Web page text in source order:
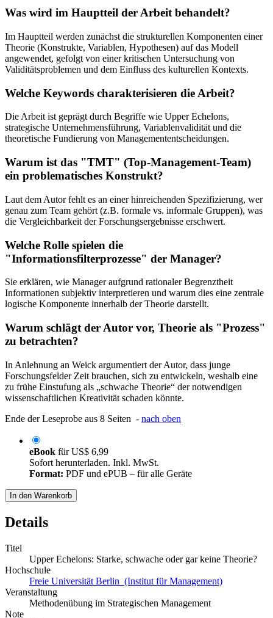
Was wird im Hauptteil der Arbeit behandelt?
Im Hauptteil werden zunächst die strukturellen Komponenten einer
Theorie (Konstrukte, Variablen, Hypothesen) auf das Modell
angewendet, gefolgt von einer kritischen Untersuchung von
Validitätsproblemen und dem Einfluss des kulturellen Kontexts.
Welche Keywords charakterisieren die Arbeit?
Die Arbeit ist geprägt durch Begriffe wie Upper Echelons,
strategische Unternehmensführung, Variablenvalidität und die
theoretische Fundierung von Managemententscheidungen.
Warum ist das "TMT" (Top-Management-Team)
ein problematisches Konstrukt?
Laut dem Autor fehlt es an einer hinreichenden Spezifizierung, wer
genau zum Team gehört (z.B. formale vs. informale Gruppen), was
die Vergleichbarkeit der Forschungsergebnisse erschwert.
Welche Rolle spielen die
"Informationsfilterprozesse" der Manager?
Sie erklären, wie Manager aufgrund rationaler Begrenztheit
Informationen subjektiv interpretieren und warum dies eine zentrale
logische Komponente innerhalb der Theorie darstellt.
Warum schlägt der Autor vor, Theorie als "Prozess"
zu betrachten?
In Anlehnung an Weick argumentiert der Autor, dass junge
Forschungsfelder Zeit brauchen, sich zu entwickeln, weshalb eine
zu frühe Einstufung als „schwache Theorie“ der notwendigen
wissenschaftlichen Kreativität schaden könnte.
Ende der Leseprobe aus 8 Seiten - nach oben
eBook fürUS$ 6,99
Sofort herunterladen. Inkl. MwSt.
Format: PDF und ePUB – für alle Geräte
In den Warenkorb
Details
Titel
Upper Echelons: Starke, schwache oder gar keine Theorie?
Hochschule
Freie Universität Berlin (Institut für Management)
Veranstaltung
Methodenübung im Strategischen Management
Note